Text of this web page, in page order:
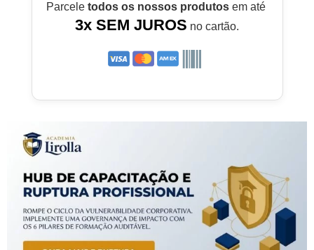
Parcele todos os nossos produtosem até
3x SEM JUROS no cartão.